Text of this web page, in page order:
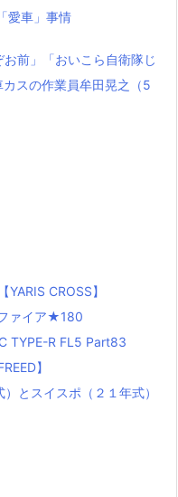
愛車」事情
お前」「おいこら自衛隊じ
スの作業員牟田晃之（5
CROSS】
ァイア★180
TYPE-R FL5 Part83
】
とスイスポ（２１年式）